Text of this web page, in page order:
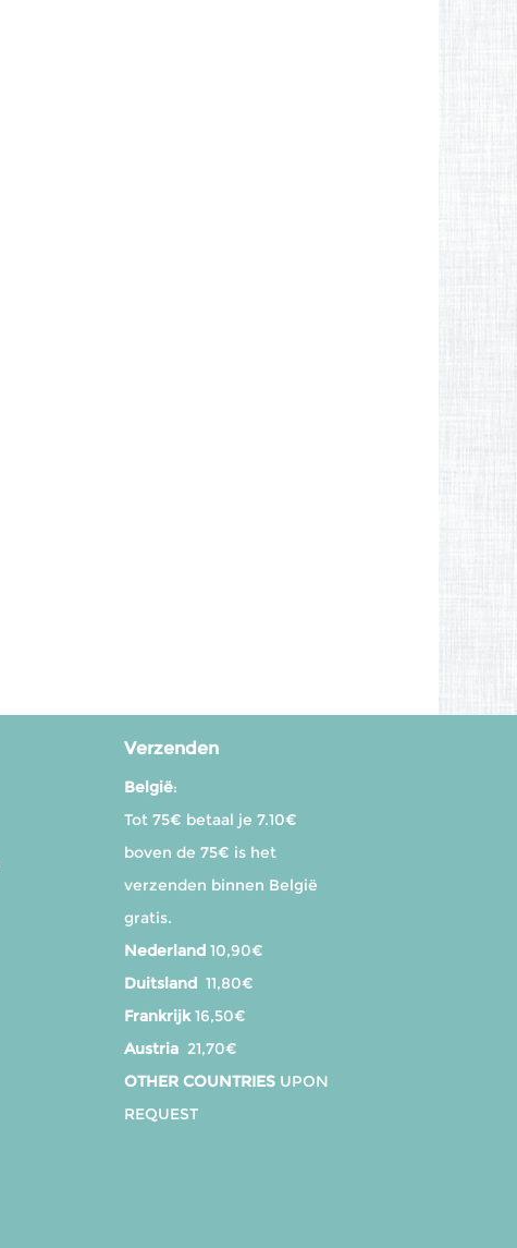
Verzenden
België:
Tot 75€ betaal je 7.10€
boven de 75€ is het
verzenden binnen België
gratis.
Nederland 10,90€
Duitsland 11,80€
Frankrijk16,50€
Austria 21,70€
OTHER COUNTRIES UPON
REQUEST